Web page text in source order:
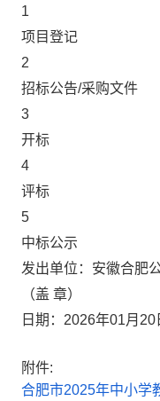
1
项目登记
2
招标公告/采购文件
3
开标
4
评标
5
中标公示
发出单位：安徽合肥
（盖 章）
日期：2026年01月20
附件:
合肥市2025年中小学